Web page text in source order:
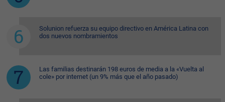
Solunion refuerza su equipo directivo en América Latina con
dos nuevos nombramientos
Las familias destinarán 198 euros de media a la «Vuelta al
cole» por internet (un 9% más que el año pasado)